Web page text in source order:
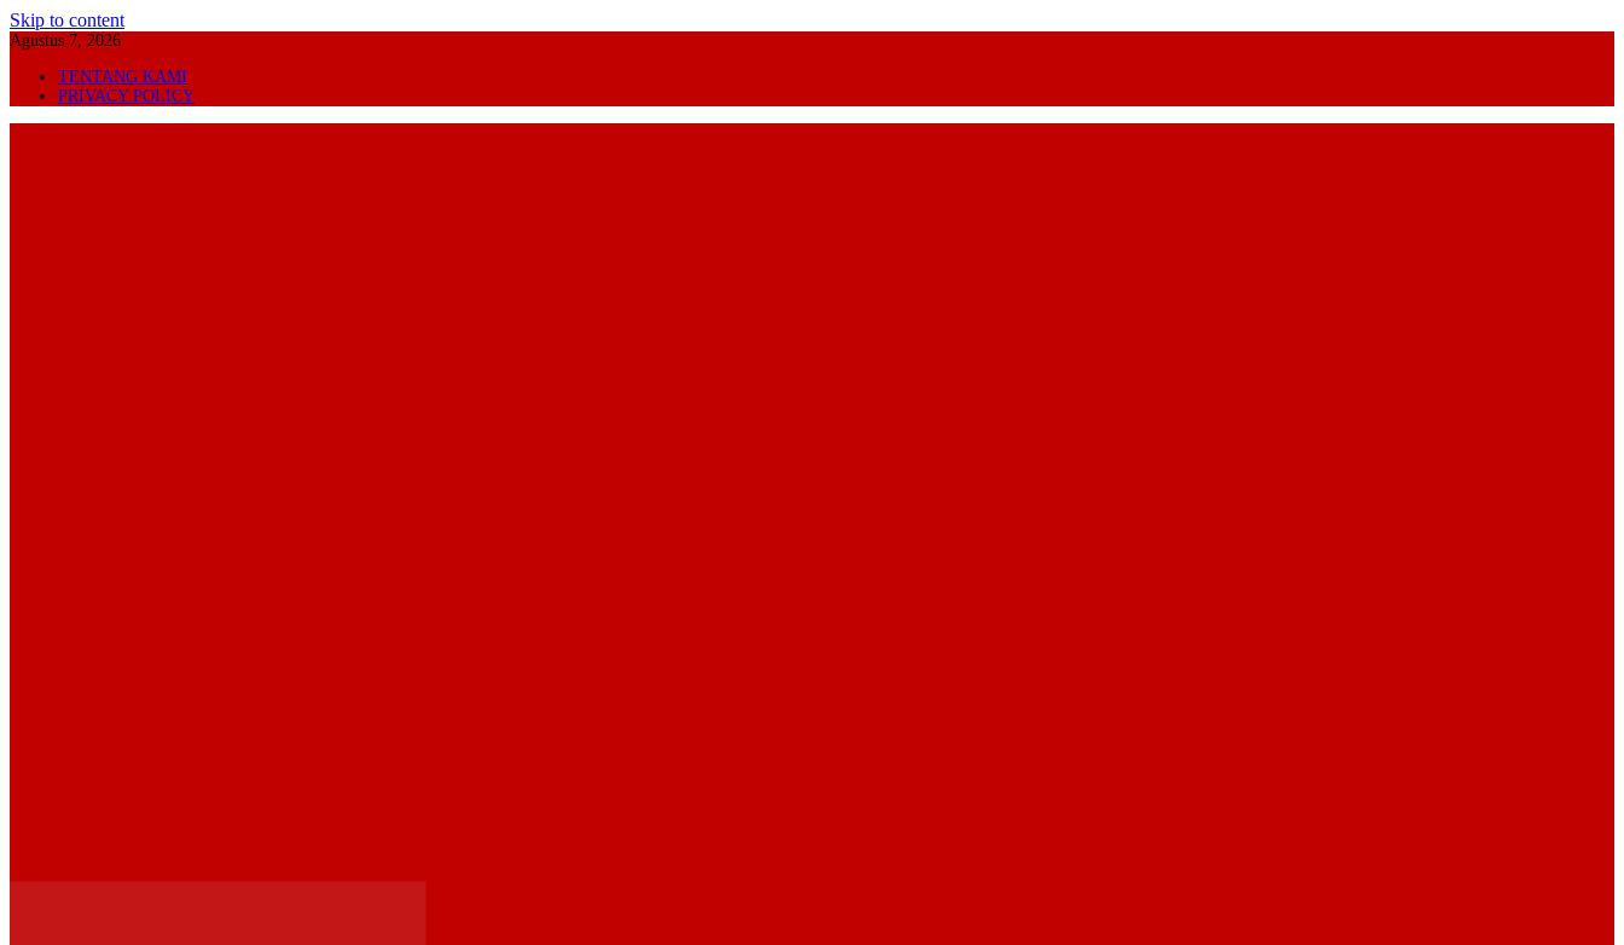
Skip to content
Agustus 7, 2026
TENTANG KAMI
PRIVACY POLICY